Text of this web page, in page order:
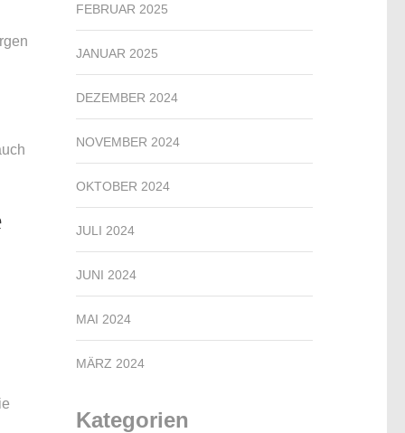
FEBRUAR 2025
JANUAR 2025
DEZEMBER 2024
NOVEMBER 2024
OKTOBER 2024
JULI 2024
JUNI 2024
MAI 2024
MÄRZ 2024
Kategorien